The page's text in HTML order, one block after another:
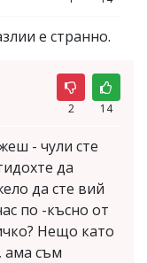
е странно.
2 14
- чули сте
да
да сте вий
по -късно от
Нещо като
ама съм